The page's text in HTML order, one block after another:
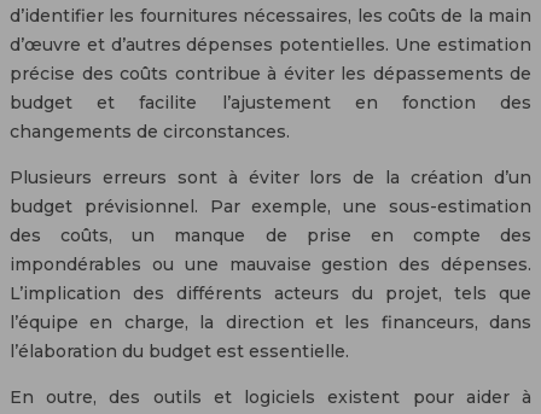
d’identifier les fournitures nécessaires, les coûts de la main
d’œuvre et d’autres dépenses potentielles. Une estimation
précise des coûts contribue à éviter les dépassements de
budget et facilite l’ajustement en fonction des
changements de circonstances.
Plusieurs erreurs sont à éviter lors de la création d’un
budget prévisionnel. Par exemple, une sous-estimation
des coûts, un manque de prise en compte des
impondérables ou une mauvaise gestion des dépenses.
L’implication des différents acteurs du projet, tels que
l’équipe en charge, la direction et les financeurs, dans
l’élaboration du budget est essentielle.
En outre, des outils et logiciels existent pour aider à